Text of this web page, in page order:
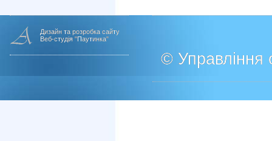
Дизайн та розробка сайту
Веб-студія "Паутинка"
© Управління